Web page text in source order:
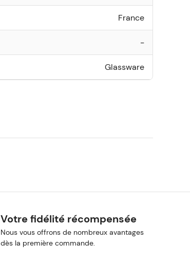
France
-
Glassware
Votre fidélité récompensée
Nous vous offrons de nombreux avantages
dès la première commande.